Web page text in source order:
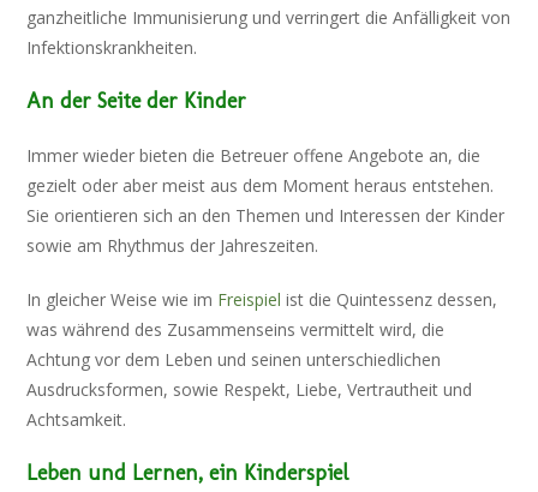
ganzheitliche Immunisierung und verringert die Anfälligkeit von
Infektionskrankheiten.
An der Seite der Kinder
Immer wieder bieten die Betreuer offene Angebote an, die
gezielt oder aber meist aus dem Moment heraus entstehen.
Sie orientieren sich an den Themen und Interessen der Kinder
sowie am Rhythmus der Jahreszeiten.
In gleicher Weise wie im Freispiel ist die Quintessenz dessen,
was während des Zusammenseins vermittelt wird, die
Achtung vor dem Leben und seinen unterschiedlichen
Ausdrucksformen, sowie Respekt, Liebe, Vertrautheit und
Achtsamkeit.
Leben und Lernen, ein Kinderspiel